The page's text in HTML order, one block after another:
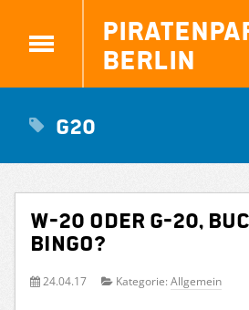
Berlin
G20
W-20 oder G-20,
Bingo?
24.04.17 Kategorie: Allgemein